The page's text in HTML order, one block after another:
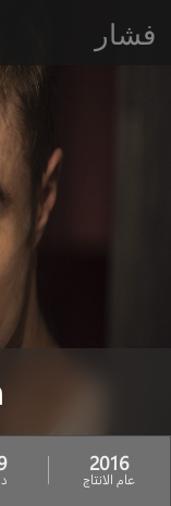
فشار
2016
عام الانتاج